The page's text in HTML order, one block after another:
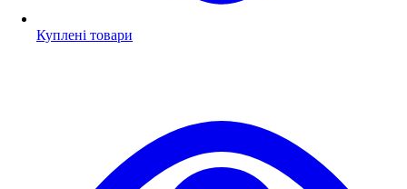
Куплені товари